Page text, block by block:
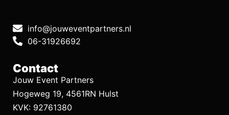
info@jouweventpartners.nl
06-31926692
Contact
Jouw Event Partners
Hogeweg 19, 4561RN Hulst
KVK: 92761380